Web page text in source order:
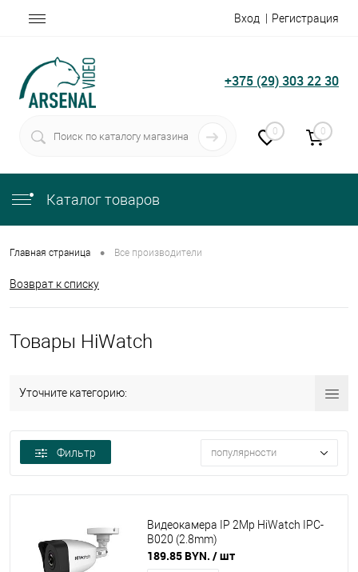
Вход Регистрация
+375 (29) 303 22 30
0 0
Каталог товаров
Главная страница • Все производители
Возврат к списку
Товары HiWatch
Уточните категорию:
Фильтр популярности
Видеокамера IP 2Mp HiWatch IPC-
B020 (2.8mm)
189.85 BYN. / шт